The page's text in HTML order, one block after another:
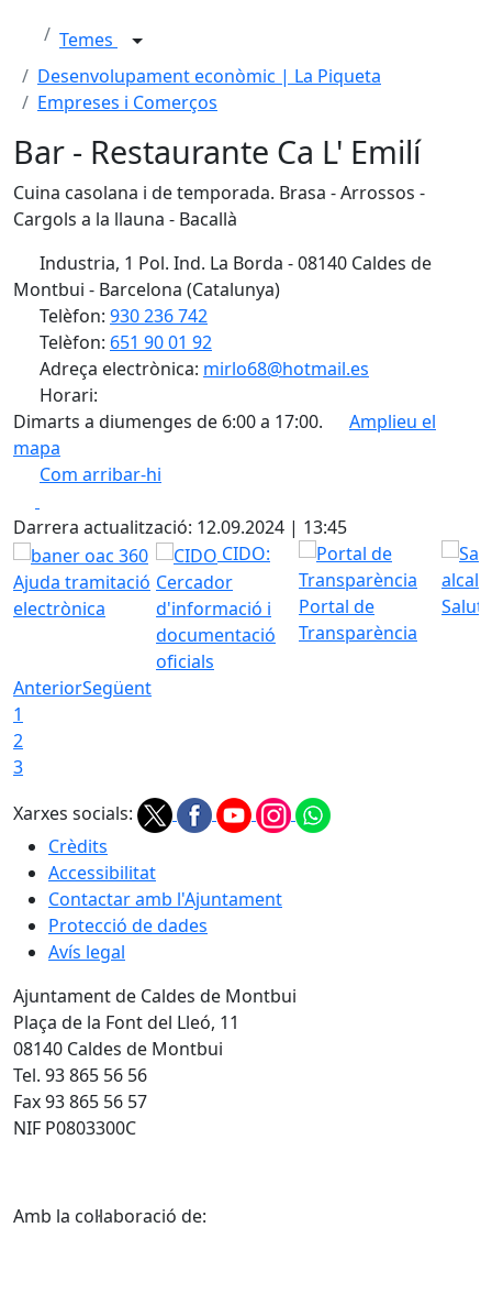
Temes
Desenvolupament econòmic | La Piqueta
Empreses i Comerços
Bar - Restaurante Ca L' Emilí
Cuina casolana i de temporada. Brasa - Arrossos -
Cargols a la llauna - Bacallà
Industria, 1 Pol. Ind. La Borda - 08140 Caldes de
Montbui - Barcelona (Catalunya)
Telèfon: 930 236 742
Telèfon: 651 90 01 92
Adreça electrònica: mirlo68@hotmail.es
Horari:
Dimarts a diumenges de 6:00 a 17:00.
Amplieu el
mapa
Com arribar-hi
+
−
Darrera actualització: 12.09.2024 | 13:45
Ajuda tramitació
electrònica
CIDO:
Cercador
d'informació i
documentació
oficials
Portal de
Transparència
AnteriorSegüent
1
2
3
Xarxes socials:
Crèdits
Accessibilitat
Contactar amb l'Ajuntament
Protecció de dades
Avís legal
Ajuntament de Caldes de Montbui
Plaça de la Font del Lleó, 11
08140 Caldes de Montbui
Tel. 93 865 56 56
Fax 93 865 56 57
NIF P0803300C
Amb la col·laboració de: